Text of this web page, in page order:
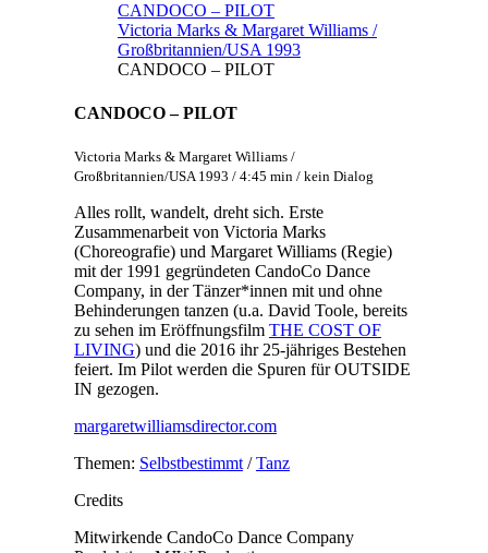
CANDOCO – PILOT
Victoria Marks & Margaret Williams /
Großbritannien/USA 1993
CANDOCO – PILOT
CANDOCO – PILOT
Victoria Marks & Margaret Williams /
Großbritannien/USA 1993 / 4:45 min / kein Dialog
Alles rollt, wandelt, dreht sich. Erste
Zusammenarbeit von Victoria Marks
(Choreografie) und Margaret Williams (Regie)
mit der 1991 gegründeten CandoCo Dance
Company, in der Tänzer*innen mit und ohne
Behinderungen tanzen (u.a. David Toole, bereits
zu sehen im Eröffnungsfilm THE COST OF
LIVING) und die 2016 ihr 25-jähriges Bestehen
feiert. Im Pilot werden die Spuren für OUTSIDE
IN gezogen.
margaretwilliamsdirector.com
Themen: Selbstbestimmt/Tanz
Credits
Mitwirkende CandoCo Dance Company